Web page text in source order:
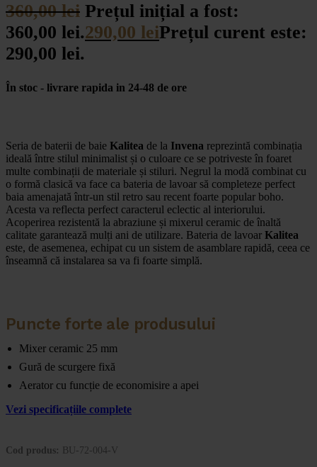
360,00lei Prețul inițial a fost:
360,00 lei.290,00 leiPrețul curent este:
290,00 lei.
În stoc - livrare rapida in 24-48 de ore
Seria de baterii de baie Kalitea de la Invena reprezintă combinația
ideală între stilul minimalist și o culoare ce se potriveste în foaret
multe combinații de materiale și stiluri. Negrul la modă combinat cu
o formă clasică va face ca bateria de lavoar să completeze perfect
baia amenajată într-un stil retro sau recent foarte popular boho.
Acesta va reflecta perfect caracterul eclectic al interiorului.
Acoperirea rezistentă la abraziune și mixerul ceramic de înaltă
calitate garantează mulți ani de utilizare. Bateria de lavoar Kalitea
este, de asemenea, echipat cu un sistem de asamblare rapidă, ceea ce
înseamnă că instalarea sa va fi foarte simplă.
Puncte forte ale produsului
Mixer ceramic 25 mm
Gură de scurgere fixă
Aerator cu funcție de economisire a apei
Vezi specificațiile complete
Cod produs: BU-72-004-V